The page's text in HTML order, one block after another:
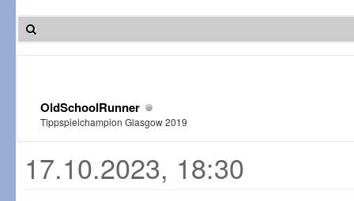
OldSchoolRunner
Tippspielchampion Glasgow 2019
17.10.2023, 18:30